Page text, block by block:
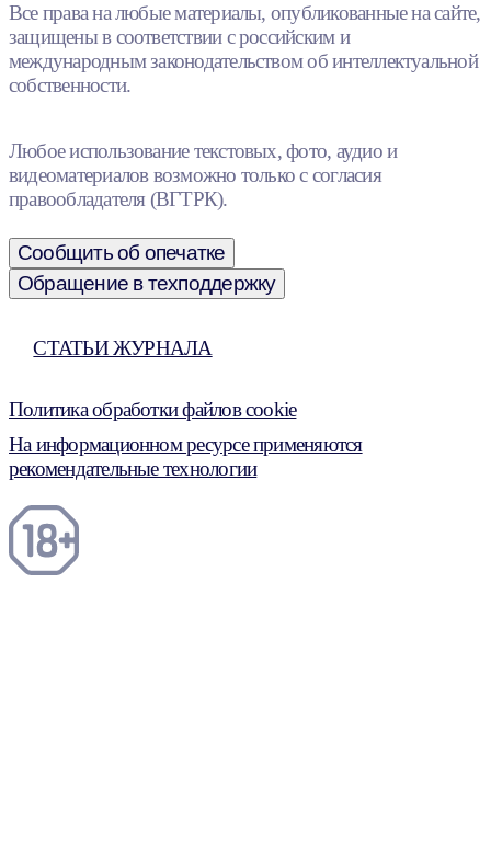
Все права на любые материалы, опубликованные на сайте,
защищены в соответствии с российским и
международным законодательством об интеллектуальной
собственности.
Любое использование текстовых, фото, аудио и
видеоматериалов возможно только с согласия
правообладателя (ВГТРК).
Сообщить об опечатке
Обращение в техподдержку
СТАТЬИ ЖУРНАЛА
Политика обработки файлов cookie
На информационном ресурсе применяются
рекомендательные технологии